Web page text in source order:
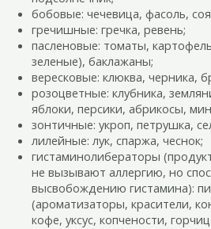
бобовые: чечевица, фасоль,
гречишные: гречка, ревень;
пасленовые: томаты,
зеленые), баклажаны;
вересковые: клюква, черника,
розоцветные: клубника,
яблоки, персики, абрикосы,
зонтичные: укроп, петрушка,
лилейные: лук, спаржа, чеснок;
гистаминолибераторы
не вызывают аллергию, но
высвобождению гистамина):
(ароматизаторы, красители,
кофе, уксус, копчености,